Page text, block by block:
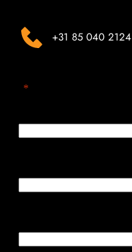
+31 85 040 2124
*